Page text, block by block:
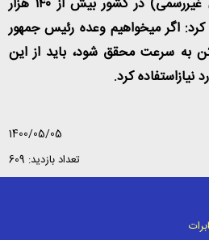
حاشیه‌نشین (سکونتگاه‌های غیررسمی) در کشور بیش از ۱۴۰ هزار
اگر میخواهیم وعده رئیس جمهور
به سرعت محقق شود، باید از این
کرد.
1400/05/05
تعداد بازدید: 609